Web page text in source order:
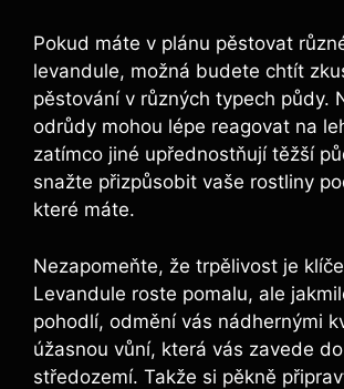
Pokud máte v plánu pěstovat
levandule, možná budete chtít
pěstování v různých typech půdy.
odrůdy mohou lépe reagovat na
zatímco jiné upřednostňují těžší
snažte přizpůsobit vaše rostliny
které máte.
Nezapomeňte, že trpělivost je
Levandule roste pomalu, ale
pohodlí, odmění vás nádhernými
úžasnou vůní, která vás zavede
středozemí. Takže si pěkně